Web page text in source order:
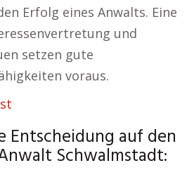
Erfolg eines Anwalts. Eine
und
setzen gute
voraus.
Entscheidung auf den
Schwalmstadt: